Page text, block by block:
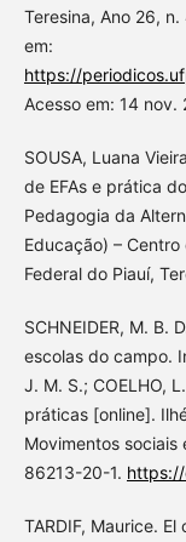
Teresina, Ano 26,
em:
https://
Acesso em: 14 nov.
SOUSA, Luana
de EFAs e prática
Pedagogia da
Educação) –
Federal do Piauí,
SCHNEIDER, M. B.
escolas do campo.
J. M. S.; COELHO,
práticas [online].
Movimentos
86213-20-1.
TARDIF, Maurice.